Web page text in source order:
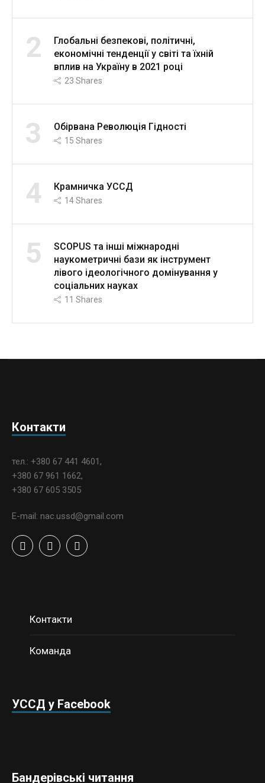
2
Глобальні безпекові, політичні,
економічні тенденції у світі та їхній
вплив на Україну в 2021 році
23 Shares
3 Обірвана Революція Гідності
15 Shares
4 Крамничка УССД
14Shares
5
SCOPUS та інші міжнародні
наукометричні бази як інструмент
лівого ідеологічного домінування у
соціальних науках
11 Shares
Контакти
тел.: +380 67 441 4601,
+380 67 961 1662,
+380 67 605 3505
E-mail: nac.ussd@gmail.com
Контакти
Команда
УССД у Facebook
Бандерівські читання